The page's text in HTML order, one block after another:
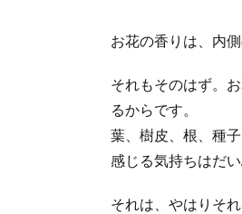
お花の香りは、内
それもそのはず。
るからです。
葉、樹皮、根、種
感じる気持ちはだい
それは、やはりそ